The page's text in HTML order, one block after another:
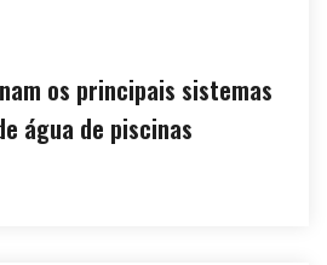
os principais sistemas
água de piscinas